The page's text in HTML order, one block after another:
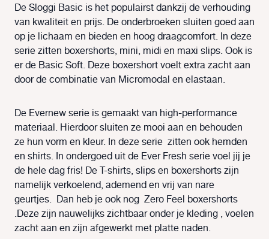
De Sloggi Basic is het populairst dankzij de verhouding
van kwaliteit en prijs. De onderbroeken sluiten goed aan
op je lichaam en bieden en hoog draagcomfort. In deze
serie zitten boxershorts, mini, midi en maxi slips. Ook is
er de Basic Soft. Deze boxershort voelt extra zacht aan
door de combinatie van Micromodal en elastaan.
De Evernew serie is gemaakt van high-performance
materiaal. Hierdoor sluiten ze mooi aan en behouden
ze hun vorm en kleur. In deze serie zitten ook hemden
en shirts. In ondergoed uit de Ever Fresh serie voel jij je
de hele dag fris! De T-shirts, slips en boxershorts zijn
namelijk verkoelend, ademend en vrij van nare
geurtjes. Dan heb je ook nog Zero Feel boxershorts
.Deze zijn nauwelijks zichtbaar onder je kleding , voelen
zacht aan en zijn afgewerkt met platte naden.